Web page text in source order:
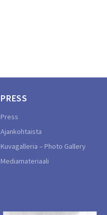
PRESS
Press
Ajankohtaista
Kuvagalleria – Photo Gallery
Mediamateriaali